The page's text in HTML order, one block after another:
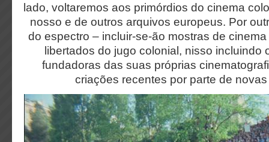
lado, voltaremos aos primórdios do cinema
nosso e de outros arquivos europeus. Por
do espectro – incluir-se-ão mostras de
libertados do jugo colonial, nisso incluindo
fundadoras das suas próprias
criações recentes por parte de